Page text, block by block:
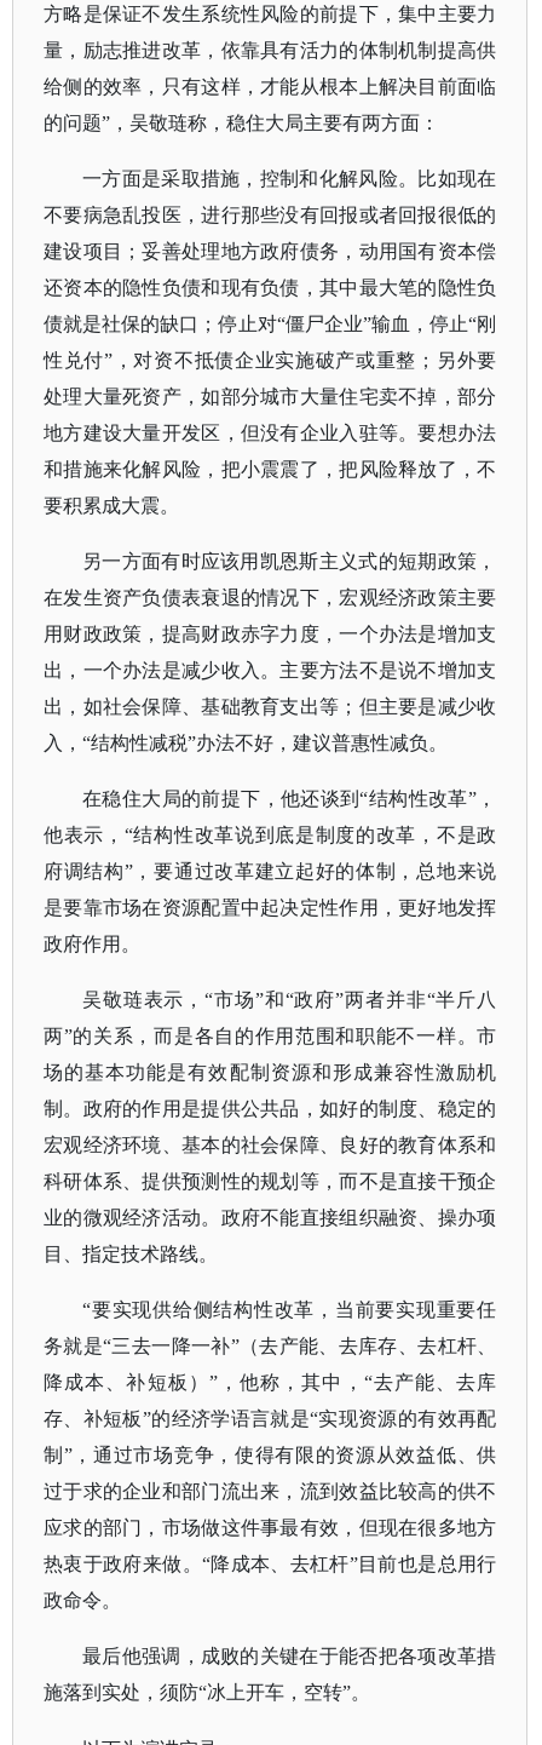
方略是保证不发生系统性风险的前提下，集中主要力
量，励志推进改革，依靠具有活力的体制机制提高供
给侧的效率，只有这样，才能从根本上解决目前面临
的问题”，吴敬琏称，稳住大局主要有两方面：
一方面是采取措施，控制和化解风险。比如现在
不要病急乱投医，进行那些没有回报或者回报很低的
建设项目；妥善处理地方政府债务，动用国有资本偿
还资本的隐性负债和现有负债，其中最大笔的隐性负
债就是社保的缺口；停止对“僵尸企业”输血，停止“刚
性兑付”，对资不抵债企业实施破产或重整；另外要
处理大量死资产，如部分城市大量住宅卖不掉，部分
地方建设大量开发区，但没有企业入驻等。要想办法
和措施来化解风险，把小震震了，把风险释放了，不
要积累成大震。
另一方面有时应该用凯恩斯主义式的短期政策，
在发生资产负债表衰退的情况下，宏观经济政策主要
用财政政策，提高财政赤字力度，一个办法是增加支
出，一个办法是减少收入。主要方法不是说不增加支
出，如社会保障、基础教育支出等；但主要是减少收
入，“结构性减税”办法不好，建议普惠性减负。
在稳住大局的前提下，他还谈到“结构性改革”，
他表示，“结构性改革说到底是制度的改革，不是政
府调结构”，要通过改革建立起好的体制，总地来说
是要靠市场在资源配置中起决定性作用，更好地发挥
政府作用。
吴敬琏表示，“市场”和“政府”两者并非“半斤八
两”的关系，而是各自的作用范围和职能不一样。市
场的基本功能是有效配制资源和形成兼容性激励机
制。政府的作用是提供公共品，如好的制度、稳定的
宏观经济环境、基本的社会保障、良好的教育体系和
科研体系、提供预测性的规划等，而不是直接干预企
业的微观经济活动。政府不能直接组织融资、操办项
目、指定技术路线。
“要实现供给侧结构性改革，当前要实现重要任
务就是“三去一降一补”（去产能、去库存、去杠杆、
降成本、补短板）”，他称，其中，“去产能、去库
存、补短板”的经济学语言就是“实现资源的有效再配
制”，通过市场竞争，使得有限的资源从效益低、供
过于求的企业和部门流出来，流到效益比较高的供不
应求的部门，市场做这件事最有效，但现在很多地方
热衷于政府来做。“降成本、去杠杆”目前也是总用行
政命令。
最后他强调，成败的关键在于能否把各项改革措
施落到实处，须防“冰上开车，空转”。